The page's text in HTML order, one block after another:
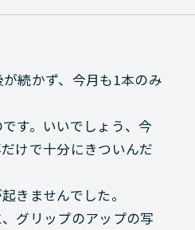
続かず、今月も1本のみ
す。いいでしょう、今
けで十分にきついんだ
きませんでした。
グリップのアップの写